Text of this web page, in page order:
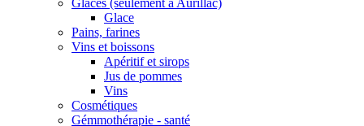
Glaces (seulement à Aurillac)
Glace
Pains, farines
Vins et boissons
Apéritif et sirops
Jus de pommes
Vins
Cosmétiques
Gémmothérapie - santé